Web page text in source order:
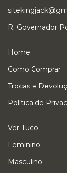
R. Governador
Home
Como Comprar
Trocas e
Política de
Ver Tudo
Feminino
Masculino